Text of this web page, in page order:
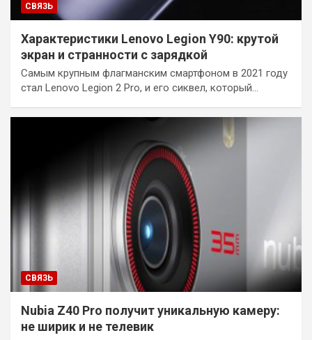
СВЯЗЬ
Характеристики Lenovo Legion Y90: крутой
экран и странности с зарядкой
Самым крупным флагманским смартфоном в 2021 году
стал Lenovo Legion 2 Pro, и его сиквел, который…
СВЯЗЬ
Nubia Z40 Pro получит уникальную камеру:
не ширик и не телевик